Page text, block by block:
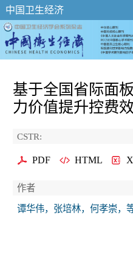
中国卫生经济
基于全国省际面
力价值提升控费
CSTR:
PDF HTML
作者
谭华伟，张培林，何孝崇，